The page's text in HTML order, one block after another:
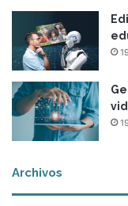
Archivos